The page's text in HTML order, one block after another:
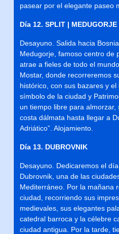
pasear por el elegante paseo
Día 12. SPLIT |
Desayuno. Salida hacia
Medugorje, famoso centro de
atrae a fieles de todo el
Mostar, donde recorreremos
histórico, con sus bazares y el
símbolo de la ciudad y
un tiempo libre para
costa dálmata hasta llegar a
Adriático”. Alojamiento.
Día 13. DUBROVNIK
Desayuno. Dedicaremos el
Dubrovnik, una de las
Mediterráneo. Por la mañana
ciudad, recorriendo sus
medievales, sus elegantes
catedral barroca y la célebre
ciudad antigua. Por la tarde,